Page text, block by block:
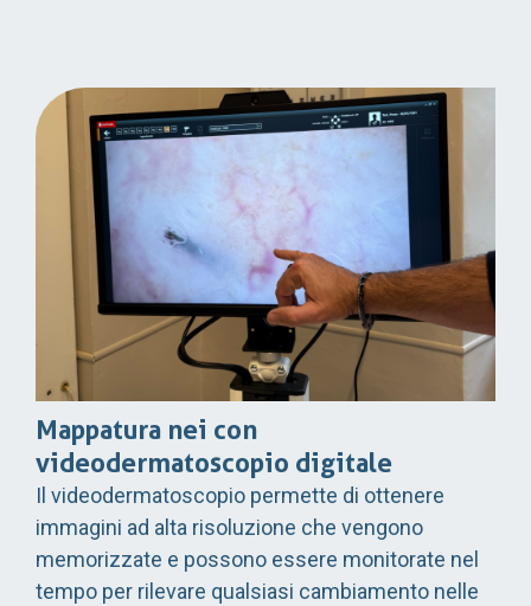
Mappatura nei con
videodermatoscopio digitale
Il videodermatoscopio permette di ottenere
immagini ad alta risoluzione che vengono
memorizzate e possono essere monitorate nel
tempo per rilevare qualsiasi cambiamento nelle